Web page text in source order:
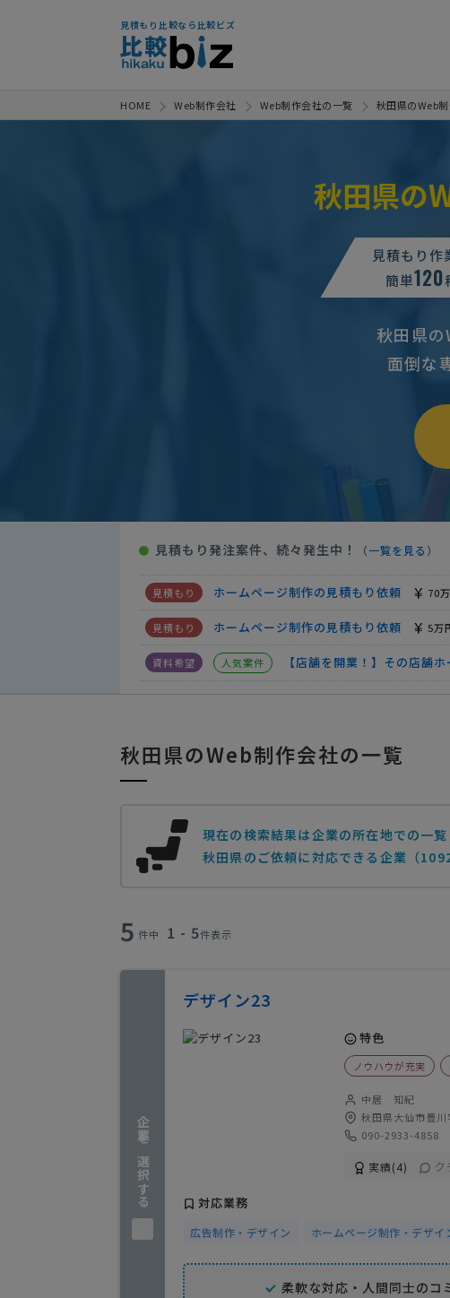
見積もり比較なら比較ビズ
HOME Web制作会社 Web制作会社の一覧 秋田県のWeb
秋田県の
見積もり作
簡単120
秋田県
面倒な
● 見積もり発注案件、続々発生中！ （一覧を見る ）
ホームページ制作の見積もり依頼 予
ホームページ制作の見積もり依頼 70
ホームページ制作の見積もり依頼 5万
ホームページ制作の見積もり
【ホームページ制作】WEB制作会社への
ホームページ制作の見積もり依頼 予算
ホームページ制作の見積もり依頼 70
ホームページ制作の見積もり依頼 5万
人気案件 【店舗を開業！】その店舗
人気案件 ホームページ制作の見積もり
秋田県のWeb制作会社の一覧
現在の検索結果は企業の所在地での一覧
秋田県のご依頼に対応できる企業（
5 件中 1 - 5件表示
企業を選択する
デザイン23
特色
ノウハウが充実
中居 知紀
秋田県大仙市豊川
090-2933-4858
実績(4) ク
対応業務
広告制作・デザイン ホームページ制作・デザイ
柔軟な対応・人間同士のコ